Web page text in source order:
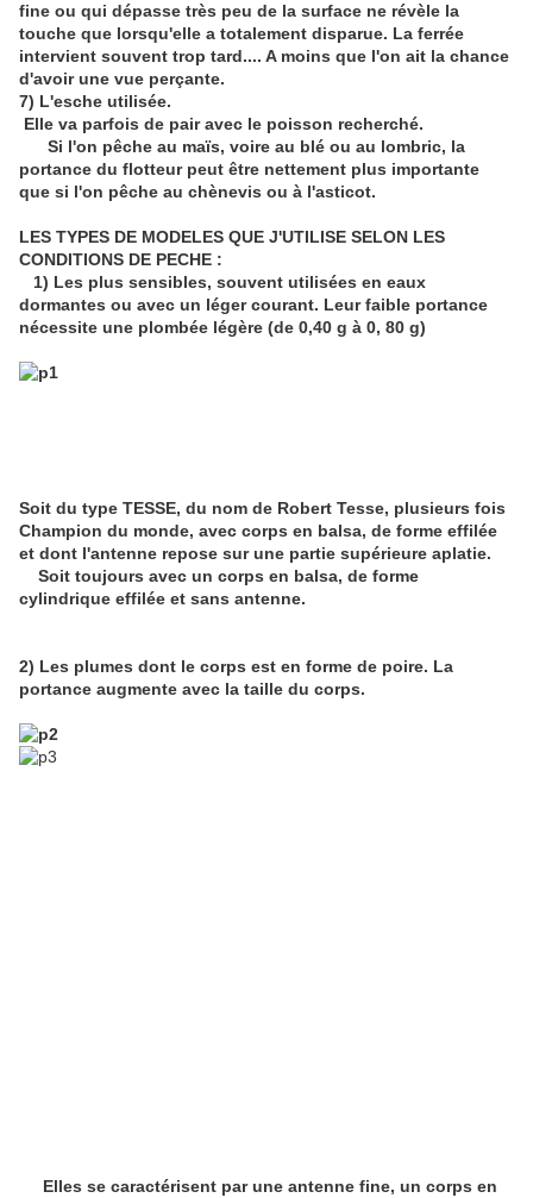
fine ou qui dépasse très peu de la surface ne révèle la
touche que lorsqu'elle a totalement disparue. La ferrée
intervient souvent trop tard.... A moins que l'on ait la chance
d'avoir une vue perçante.
7) L'esche utilisée.
Elle va parfois de pair avec le poisson recherché.
Si l'on pêche au maïs, voire au blé ou au lombric, la
portance du flotteur peut être nettement plus importante
que si l'on pêche au chènevis ou à l'asticot.
LES TYPES DE MODELES QUE J'UTILISE SELON LES
CONDITIONS DE PECHE :
1) Les plus sensibles, souvent utilisées en eaux
dormantes ou avec un léger courant. Leur faible portance
nécessite une plombée légère (de 0,40 g à 0, 80 g)
Soit du type TESSE, du nom de Robert Tesse, plusieurs fois
Champion du monde, avec corps en balsa, de forme effilée
et dont l'antenne repose sur une partie supérieure aplatie.
Soit toujours avec un corps en balsa, de forme
cylindrique effilée et sans antenne.
2) Les plumes dont le corps est en forme de poire. La
portance augmente avec la taille du corps.
Elles se caractérisent par une antenne fine, un corps en